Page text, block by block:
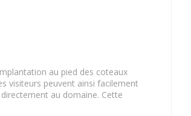
au pied des coteaux
visiteurs peuvent ainsi facilement
au domaine. Cette